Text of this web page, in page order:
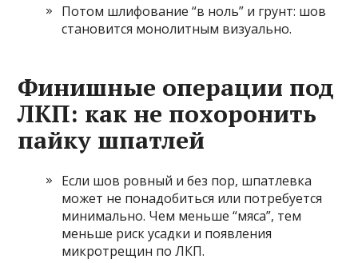
Потом шлифование “в ноль” и грунт: шов
становится монолитным визуально.
Финишные операции под
ЛКП: как не похоронить
пайку шпатлей
Если шов ровный и без пор, шпатлевка
может не понадобиться или потребуется
минимально. Чем меньше “мяса”, тем
меньше риск усадки и появления
микротрещин по ЛКП.